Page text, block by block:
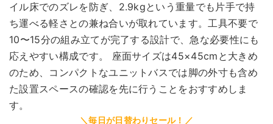
イル床でのズレを防ぎ、2.9kgという重量でも片手で持
ち運べる軽さとの兼ね合いが取れています。工具不要で
10〜15分の組み立てが完了する設計で、急な必要性にも
応えやすい構成です。 座面サイズは45×45cmと大きめ
のため、コンパクトなユニットバスでは脚の外寸も含め
た設置スペースの確認を先に行うことをおすすめしま
す。